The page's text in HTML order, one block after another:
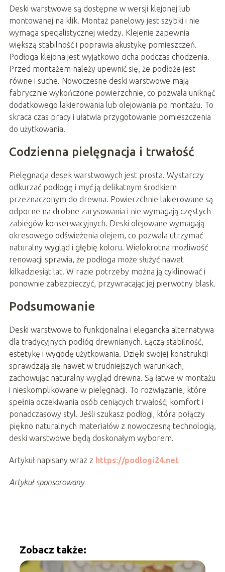
Deski warstwowe są dostępne w wersji klejonej lub
montowanej na klik. Montaż panelowy jest szybki i nie
wymaga specjalistycznej wiedzy. Klejenie zapewnia
większą stabilność i poprawia akustykę pomieszczeń.
Podłoga klejona jest wyjątkowo cicha podczas chodzenia.
Przed montażem należy upewnić się, że podłoże jest
równe i suche. Nowoczesne deski warstwowe mają
fabrycznie wykończone powierzchnie, co pozwala uniknąć
dodatkowego lakierowania lub olejowania po montażu. To
skraca czas pracy i ułatwia przygotowanie pomieszczenia
do użytkowania.
Codzienna pielęgnacja i trwałość
Pielęgnacja desek warstwowych jest prosta. Wystarczy
odkurzać podłogę i myć ją delikatnym środkiem
przeznaczonym do drewna. Powierzchnie lakierowane są
odporne na drobne zarysowania i nie wymagają częstych
zabiegów konserwacyjnych. Deski olejowane wymagają
okresowego odświeżenia olejem, co pozwala utrzymać
naturalny wygląd i głębię koloru. Wielokrotna możliwość
renowacji sprawia, że podłoga może służyć nawet
kilkadziesiąt lat. W razie potrzeby można ją cyklinować i
ponownie zabezpieczyć, przywracając jej pierwotny blask.
Podsumowanie
Deski warstwowe to funkcjonalna i elegancka alternatywa
dla tradycyjnych podłóg drewnianych. Łączą stabilność,
estetykę i wygodę użytkowania. Dzięki swojej konstrukcji
sprawdzają się nawet w trudniejszych warunkach,
zachowując naturalny wygląd drewna. Są łatwe w montażu
i nieskomplikowane w pielęgnacji. To rozwiązanie, które
spełnia oczekiwania osób ceniących trwałość, komfort i
ponadczasowy styl. Jeśli szukasz podłogi, która połączy
piękno naturalnych materiałów z nowoczesną technologią,
deski warstwowe będą doskonałym wyborem.
Artykuł napisany wraz z https://podlogi24.net
Artykuł sponsorowany
Zobacz także: